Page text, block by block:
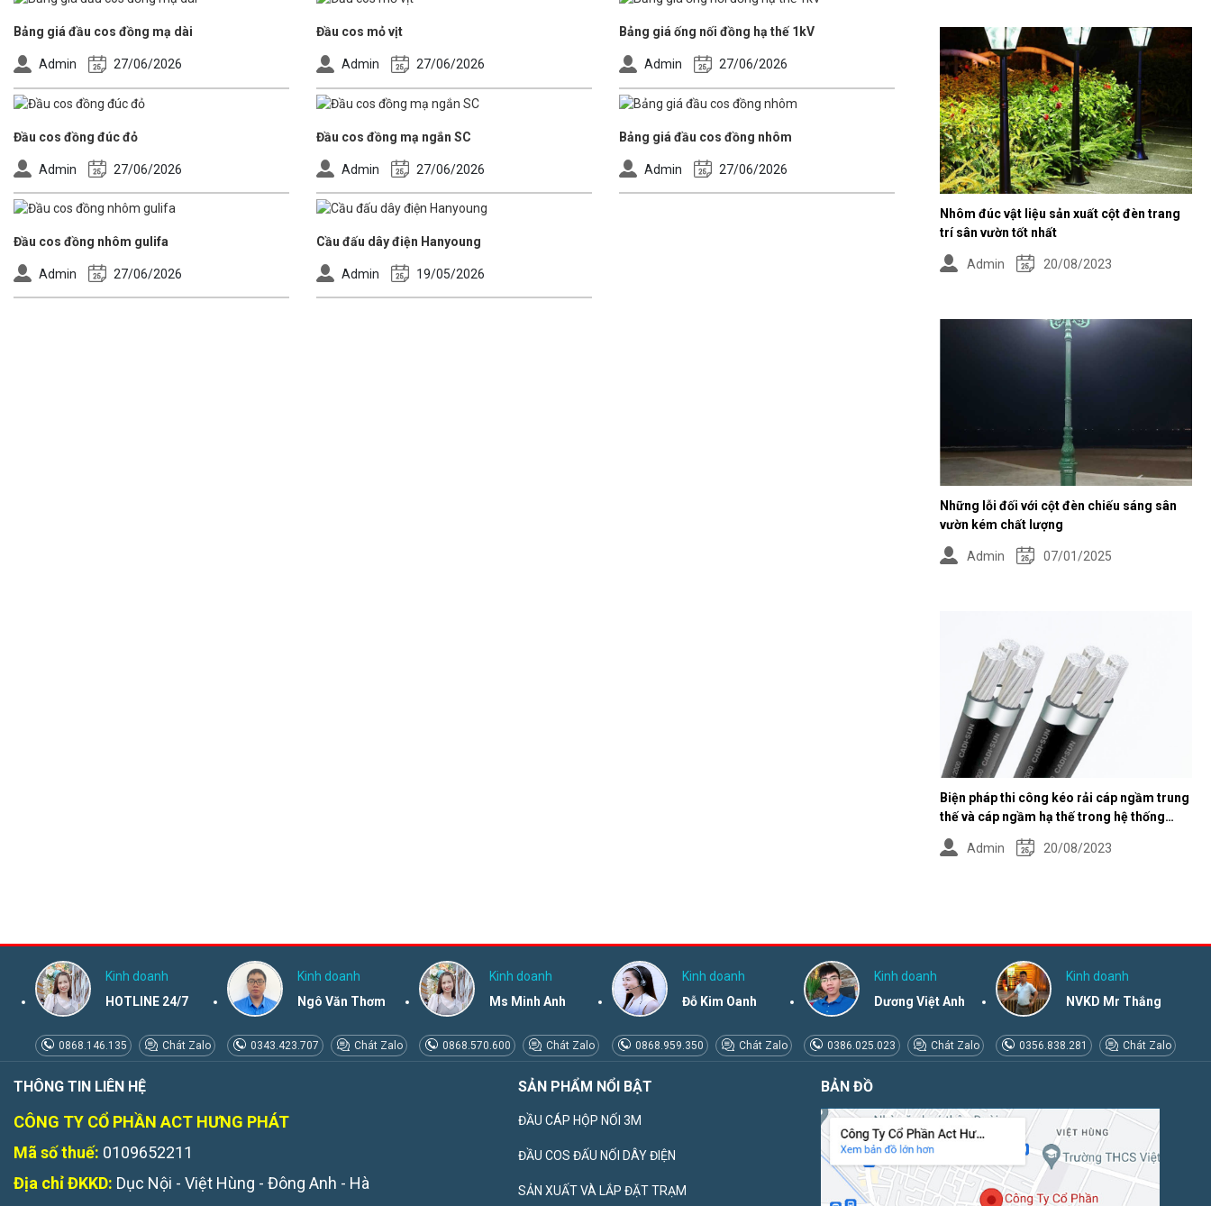
Bảng giá đầu cos đồng mạ dài
Admin 27/06/2026
Đầu cos mỏ vịt
Admin 27/06/2026
Bảng giá ống nối đồng hạ thế 1kV
Admin 27/06/2026
Đầu cos đồng đúc đỏ
Admin 27/06/2026
Đầu cos đồng mạ ngắn SC
Admin 27/06/2026
Bảng giá đầu cos đồng nhôm
Admin 27/06/2026
Đầu cos đồng nhôm gulifa
Admin 27/06/2026
Cầu đấu dây điện Hanyoung
Admin 19/05/2026
Nhôm đúc vật liệu sản xuất cột đèn trang
trí sân vườn tốt nhất
Admin 20/08/2023
Những lỗi đối với cột đèn chiếu sáng sân
vườn kém chất lượng
Admin 07/01/2025
Biện pháp thi công kéo rải cáp ngầm trung
thế và cáp ngầm hạ thế trong hệ thống
điện
Admin
20/08/2023
Kinh doanh
HOTLINE 24/7
0868.146.135 Chát Zalo
Kinh doanh
Ngô Văn Thơm
0343.423.707 Chát Zalo
Kinh doanh
Ms Minh Anh
0868.570.600 Chát Zalo
Kinh doanh
Đỗ Kim Oanh
0868.959.350 Chát Zalo
Kinh doanh
Dương Việt Anh
0386.025.023 Chát Zalo
Kinh doanh
NVKD Mr Thắng
0356.838.281 Chát Zalo
THÔNG TIN LIÊN HỆ
CÔNG TY CỔ PHẦN ACT HƯNG PHÁT
Mã số thuế: 0109652211
Địa chỉ ĐKKD: Dục Nội - Việt Hùng - Đông Anh - Hà
SẢN PHẨM NỔI BẬT
ĐẦU CÁP HỘP NỐI 3M
ĐẦU COS ĐẤU NỐI DÂY ĐIỆN
SẢN XUẤT VÀ LẮP ĐẶT TRẠM
BẢN ĐỒ